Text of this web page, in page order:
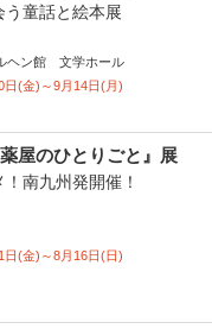
う童話と絵本展
ヘン館 文学ホール
日(金)～9月14日(月)
屋のひとりごと』展
南九州発開催！
日(金)～8月16日(日)